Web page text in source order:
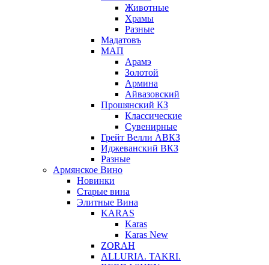
Животные
Храмы
Разные
Мадатовъ
МАП
Арамэ
Золотой
Армина
Айвазовский
Прошянский КЗ
Классические
Сувенирные
Грейт Велли АВКЗ
Иджеванский ВКЗ
Разные
Армянское Вино
Новинки
Старые вина
Элитные Вина
KARAS
Karas
Karas New
ZORAH
ALLURIA. TAKRI.